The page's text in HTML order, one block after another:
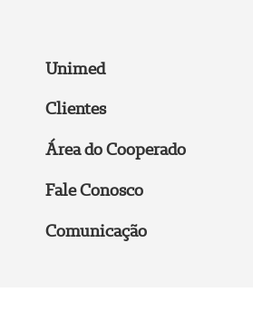
Unimed
Clientes
Área do Cooperado
Fale Conosco
Comunicação